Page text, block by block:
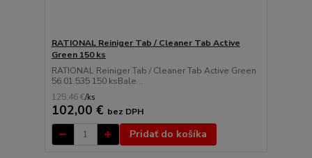
RATIONAL Reiniger Tab / Cleaner Tab Active
Green 150 ks
RATIONAL Reiniger Tab / Cleaner Tab Active Green
56.01.535 150 ksBale...
125,46 €/ks
102,00 € bez DPH
Pridať do košíka